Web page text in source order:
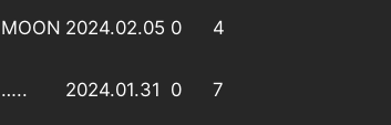
MOON 2024.02.05 0 4
….. 2024.01.31 0 7